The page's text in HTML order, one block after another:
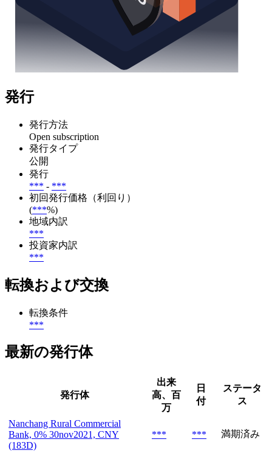
発行
発行方法
Open subscription
発行タイプ
公開
発行
*** - ***
初回発行価格（利回り）
(***%)
地域内訳
***
投資家内訳
***
転換および交換
転換条件
***
最新の発行体
発行体
出来
高、百
万
日
付
ステータ
ス
Nanchang Rural Commercial
Bank, 0% 30nov2021, CNY
(183D)
*** *** 満期済み